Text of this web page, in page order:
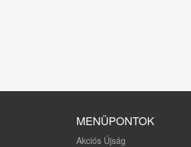
MENÜPONTOK
Akciós Újság